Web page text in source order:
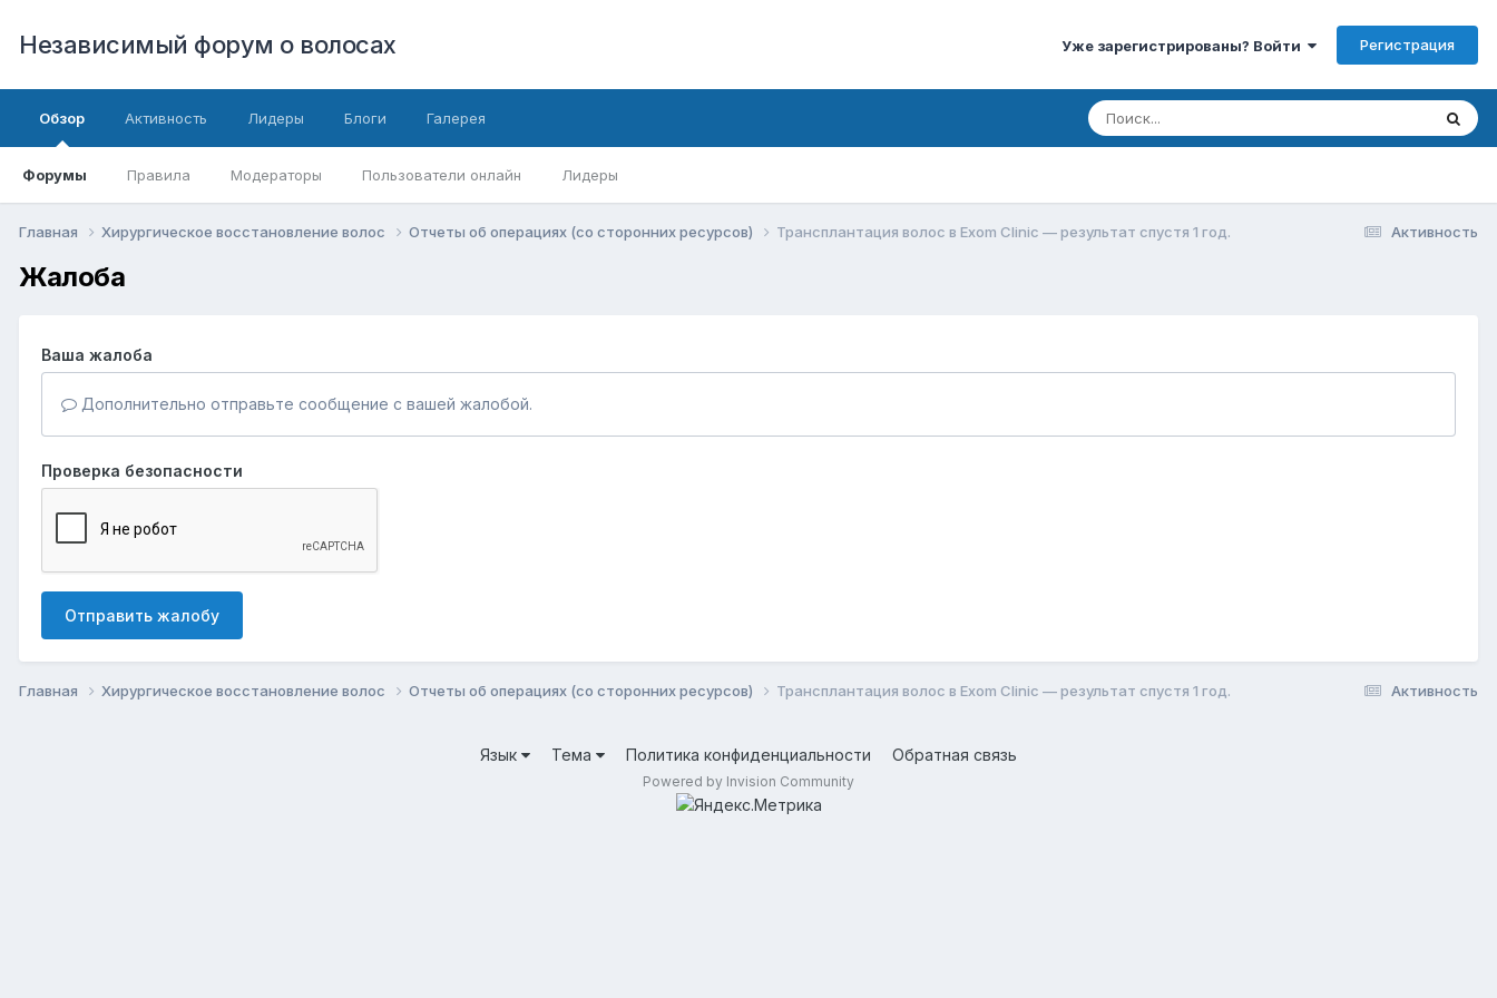
Независимый форум о волосах Уже зарегистрированы? Войти Регистрация
Обзор
Форумы Правила Модераторы Пользователи онлайн Лидеры
Активность Лидеры Блоги Галерея
Активность
Главная Хирургическое восстановление волос Отчеты об операциях (со сторонних ресурсов) Трансплантация волос в Exom Clinic — результат спустя 1 год.
Жалоба
Ваша жалоба
Дополнительно отправьте сообщение с вашей жалобой.
Проверка безопасности
Отправить жалобу
Активность
Главная Хирургическое восстановление волос Отчеты об операциях (со сторонних ресурсов) Трансплантация волос в Exom Clinic — результат спустя 1 год.
Язык Тема Политика конфиденциальности Обратная связь
Powered by Invision Community